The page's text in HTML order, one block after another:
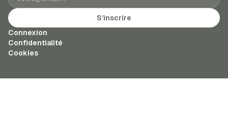
S’inscrire
Connexion
Confidentialité
Cookies